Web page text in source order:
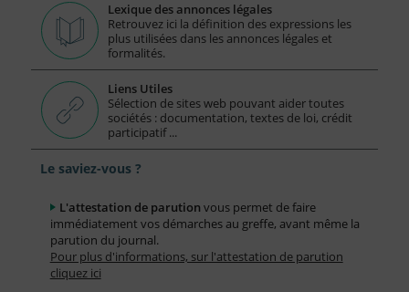
Lexique des annonces légales
Retrouvez ici la définition des expressions les
plus utilisées dans les annonces légales et
formalités.
Liens Utiles
Sélection de sites web pouvant aider toutes
sociétés : documentation, textes de loi, crédit
participatif ...
Le saviez-vous ?
L'attestation de parution vous permet de faire
immédiatement vos démarches au greffe, avant même la
parution du journal.
Pour plus d'informations, sur l'attestation de parution
cliquez ici